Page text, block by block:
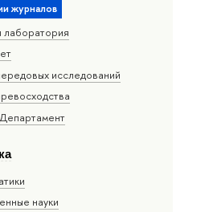
журналов
лаборатория
исследований
науки